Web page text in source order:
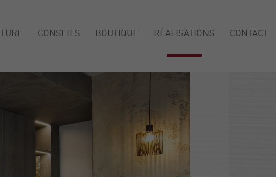
CONSEILS BOUTIQUE RÉALISATIONS CONTACT